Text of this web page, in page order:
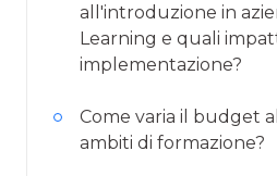
all'introduzione in
Learning e quali
implementazione?
Come varia il budget
ambiti di formazione?